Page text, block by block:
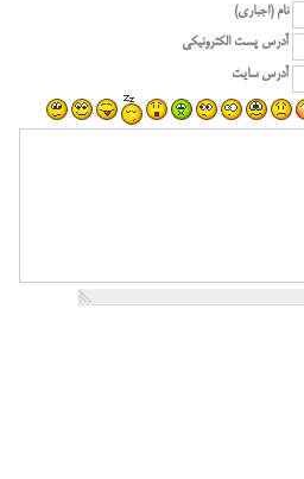
نام (اجباری)
آدرس پست الکترونیکی
آدرس سایت